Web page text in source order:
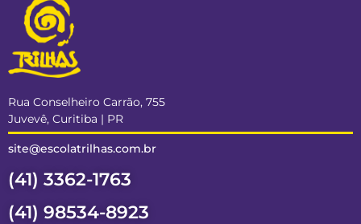
Rua Conselheiro Carrão, 755
Juvevê, Curitiba | PR
site@escolatrilhas.com.br
(41) 3362-1763
(41) 98534-8923